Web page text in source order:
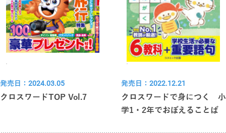
発売日：2024.03.05
クロスワードTOP Vol.7
発売日：2022.12.21
クロスワードで身につく 小
学1・2年でおぼえることば